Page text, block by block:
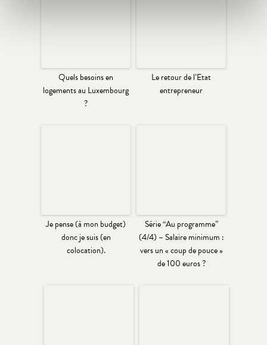
Quels besoins en
logements au Luxembourg
?
Le retour de l’Etat
entrepreneur
Je pense (à mon budget)
donc je suis (en
colocation).
Série “Au programme”
(4/4) – Salaire minimum :
vers un « coup de pouce »
de 100 euros ?